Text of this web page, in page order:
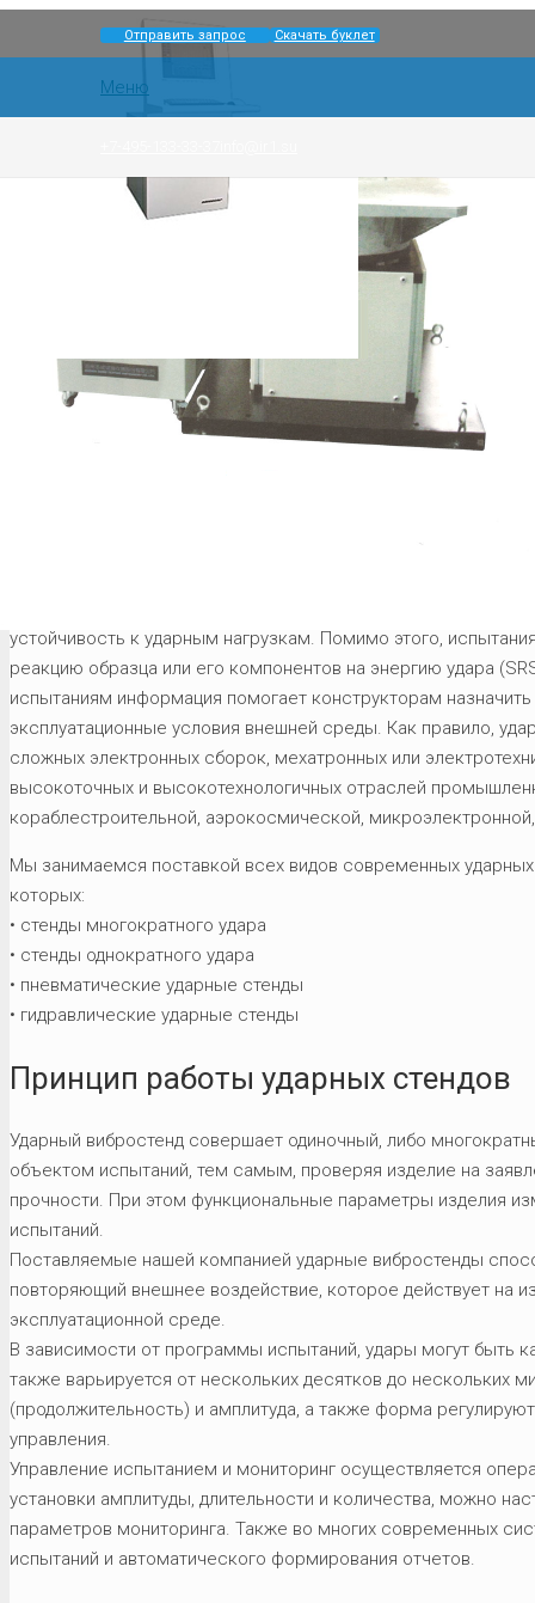
Отправить запрос Скачать буклет
Меню
Испытательные ударные стенды однократного и
Испытательные ударные
устойчивость к ударным нагрузкам. Помимо этого,
реакцию образца или его компонентов на энергию удара
испытаниям информация помогает конструкторам
эксплуатационные условия внешней среды. Как правило,
сложных электронных сборок, мехатронных или
высокоточных и высокотехнологичных отраслей
кораблестроительной, аэрокосмической,
Мы занимаемся поставкой всех видов современных
которых:
• стенды многократного удара
• стенды однократного удара
• пневматические ударные стенды
• гидравлические ударные стенды
Принцип работы ударных стендов
Ударный вибростенд совершает одиночный, либо
объектом испытаний, тем самым, проверяя изделие на
прочности. При этом функциональные параметры изделия
испытаний.
Поставляемые нашей компанией ударные вибростенды
повторяющий внешнее воздействие, которое действует на
эксплуатационной среде.
В зависимости от программы испытаний, удары могут быть
также варьируется от нескольких десятков до нескольких
(продолжительность) и амплитуда, а также форма
управления.
Управление испытанием и мониторинг осуществляется
установки амплитуды, длительности и количества, можно
параметров мониторинга. Также во многих современных
испытаний и автоматического формирования отчетов.